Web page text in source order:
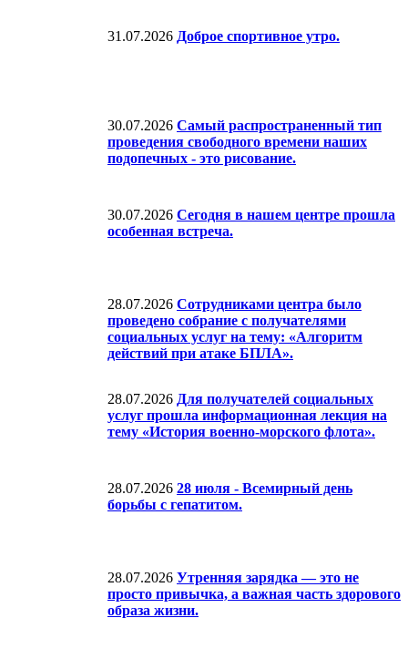
31.07.2026 Доброе спортивное утро.
30.07.2026 Самый распространенный тип
проведения свободного времени наших
подопечных - это рисование.
30.07.2026 Сегодня в нашем центре прошла
особенная встреча.
28.07.2026 Сотрудниками центра было
проведено собрание с получателями
социальных услуг на тему: «Алгоритм
действий при атаке БПЛА».
28.07.2026 Для получателей социальных
услуг прошла информационная лекция на
тему «История военно-морского флота».
28.07.2026 28 июля - Всемирный день
борьбы с гепатитом.
28.07.2026 Утренняя зарядка — это не
просто привычка, а важная часть здорового
образа жизни.